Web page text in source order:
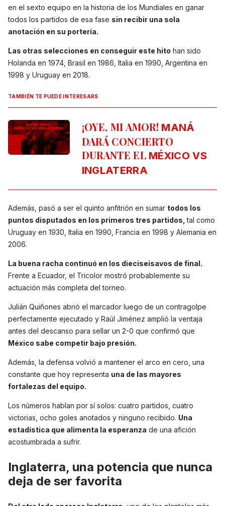
en el sexto equipo en la historia de los Mundiales en ganar
todos los partidos de esa fase sin recibir una sola
anotación en su portería.
Las otras selecciones en conseguir este hito han sido
Holanda en 1974, Brasil en 1986, Italia en 1990, Argentina en
1998 y Uruguay en 2018.
TAMBIÉN TE PUEDE INTERESARS
¡OYE, MI AMOR! MANÁ
DARÁ CONCIERTO
DURANTE ELMÉXICO VS
INGLATERRA
Además, pasó a ser el quinto anfitrión en sumar todos los
puntos disputados en los primeros tres partidos,tal como
Uruguay en 1930, Italia en 1990, Francia en 1998 y Alemania en
2006.
La buena racha continuó en los dieciseisavos de final.
Frente a Ecuador, el Tricolor mostró probablemente su
actuación más completa del torneo.
Julián Quiñones abrió el marcador luego de un contragolpe
perfectamente ejecutado y Raúl Jiménez amplió la ventaja
antes del descanso para sellar un 2-0 que confirmó que
México sabe competir bajo presión.
Además, la defensa volvió a mantener el arco en cero, una
constante que hoy representa una de las mayores
fortalezas del equipo.
Los números hablan por sí solos: cuatro partidos, cuatro
victorias, ocho goles anotados y ninguno recibido. Una
estadística que alimenta la esperanza de una afición
acostumbrada a sufrir.
Inglaterra, una potencia que nunca
deja de ser favorita